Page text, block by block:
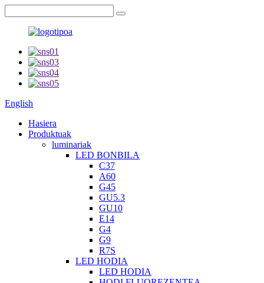
English
Hasiera
Produktuak
luminariak
LED BONBILA
C37
A60
G45
GU5.3
GU10
E14
G4
G9
R7S
LED HODIA
LED HODIA